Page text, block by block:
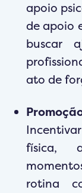
apoio
de apoio
buscar
ato de
física,
rotina